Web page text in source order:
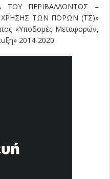
ΤΟΥ ΠΕΡΙΒΑΛΛΟΝΤΟΣ –
ΤΩΝ ΠΟΡΩΝ (ΤΣ)»
«Υποδομές Μεταφορών,
2014-2020